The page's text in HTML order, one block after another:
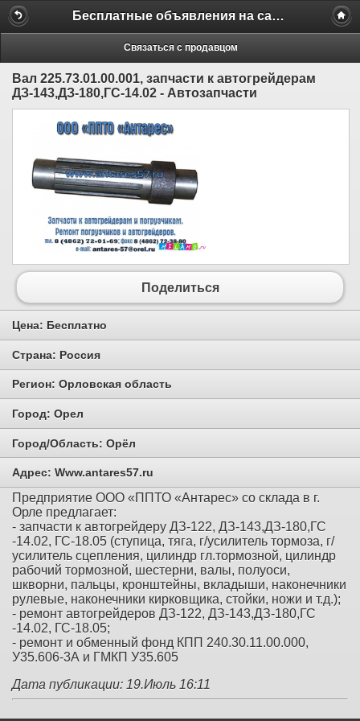
Бесплатные объявления на сайте MILAMO.ru
Связаться с продавцом
Вал 225.73.01.00.001, запчасти к автогрейдерам
ДЗ-143,ДЗ-180,ГС-14.02 - Автозапчасти
Поделиться
Цена: Бесплатно
Страна: Россия
Регион: Орловская область
Город: Орел
Город/Область: Орёл
Адрес: Www.antares57.ru
Предприятие ООО «ППТО «Антарес» со склада в г.
Орле предлагает:
- запчасти к автогрейдеру ДЗ-122, ДЗ-143,ДЗ-180,ГС
-14.02, ГС-18.05 (ступица, тяга, г/усилитель тормоза, г/
усилитель сцепления, цилиндр гл.тормозной, цилиндр
рабочий тормозной, шестерни, валы, полуоси,
шкворни, пальцы, кронштейны, вкладыши, наконечники
рулевые, наконечники кирковщика, стойки, ножи и т.д.);
- ремонт автогрейдеров ДЗ-122, ДЗ-143,ДЗ-180,ГС
-14.02, ГС-18.05;
- ремонт и обменный фонд КПП 240.30.11.00.000,
У35.606-3А и ГМКП У35.605
Дата публикации: 19.Июль 16:11